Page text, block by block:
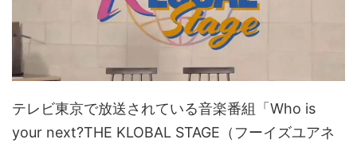
テレビ東京で放送されている音楽番組「Who is
your next?THE KLOBAL STAGE（フーイズユアネ